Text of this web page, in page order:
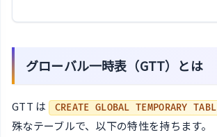
グローバル一時表（GTT）とは
GTT は CREATE GLOBAL TEMPORARY
殊なテーブルで、以下の特性を持ちます。